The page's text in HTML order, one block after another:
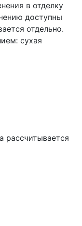
в отделку
доступны
отдельно.
сухая
рассчитывается